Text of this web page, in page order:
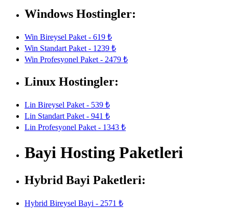
Windows Hostingler:
Win Bireysel Paket - 619 ₺
Win Standart Paket - 1239 ₺
Win Profesyonel Paket - 2479 ₺
Linux Hostingler:
Lin Bireysel Paket - 539 ₺
Lin Standart Paket - 941 ₺
Lin Profesyonel Paket - 1343 ₺
Bayi Hosting Paketleri
Hybrid Bayi Paketleri:
Hybrid Bireysel Bayi - 2571 ₺